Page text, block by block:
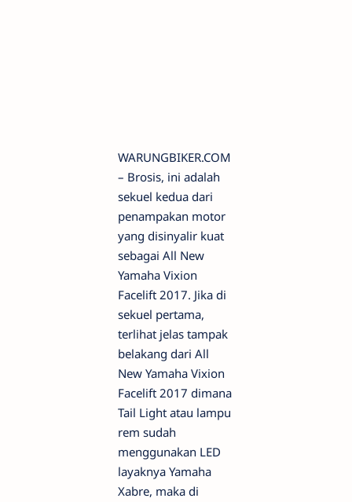
WARUNGBIKER.COM
– Brosis, ini adalah
sekuel kedua dari
penampakan motor
yang disinyalir kuat
sebagai All New
Yamaha Vixion
Facelift 2017. Jika di
sekuel pertama,
terlihat jelas tampak
belakang dari All
New Yamaha Vixion
Facelift 2017 dimana
Tail Light atau lampu
rem sudah
menggunakan LED
layaknya Yamaha
Xabre, maka di